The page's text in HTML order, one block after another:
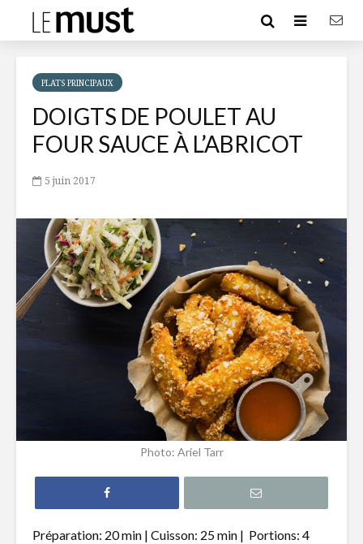
PLATS PRINCIPAUX
DOIGTS DE POULET AU
FOUR SAUCE À L’ABRICOT
5 juin 2017
Photo: Ariel Tarr
Préparation: 20 min | Cuisson: 25 min | Portions: 4
Filet de truite à
Tataki de thon
riz
Gnocchis au
revisité
Pain
chèvre